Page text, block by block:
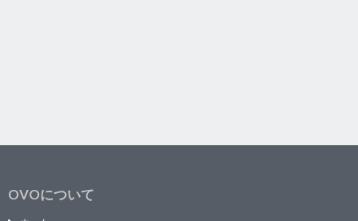
OVOについて